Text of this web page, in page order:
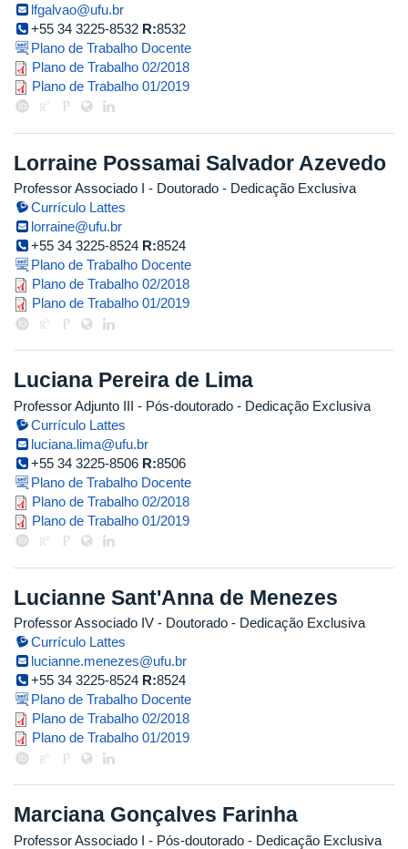
lfgalvao@ufu.br
+55 34 3225-8532 R:8532
Plano de Trabalho Docente
Plano de Trabalho 02/2018
ligia_galvao.pdf
Plano de Trabalho 01/2019
Lorraine Possamai Salvador Azevedo
Professor Associado I - Doutorado - Dedicação Exclusiva
Currículo Lattes
lorraine@ufu.br
+55 34 3225-8524 R:8524
Plano de Trabalho Docente
Plano de Trabalho 02/2018
Plano de Trabalho 01/2019
Luciana Pereira de Lima
Professor Adjunto III - Pós-doutorado - Dedicação Exclusiva
Currículo Lattes
luciana.lima@ufu.br
+55 34 3225-8506 R:8506
Plano de Trabalho Docente
Plano de Trabalho 02/2018
Plano de Trabalho 01/2019
Lucianne Sant'Anna de Menezes
Professor Associado IV - Doutorado - Dedicação Exclusiva
Currículo Lattes
lucianne.menezes@ufu.br
+55 34 3225-8524 R:8524
Plano de Trabalho Docente
Plano de Trabalho 02/2018
lucianne.pdf
Plano de Trabalho 01/2019
Marciana Gonçalves Farinha
Professor Associado I - Pós-doutorado - Dedicação Exclusiva